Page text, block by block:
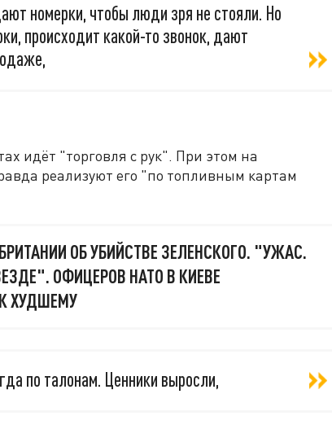
номерки, чтобы люди зря не стояли. Но
происходит какой-то звонок, дают
идёт "торговля с рук". При этом на
реализуют его "по топливным картам
ОБ УБИЙСТВЕ ЗЕЛЕНСКОГО. "УЖАС.
ОФИЦЕРОВ НАТО В КИЕВЕ
ХУДШЕМУ
по талонам. Ценники выросли,